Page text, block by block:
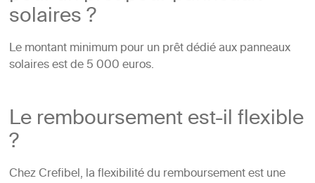
solaires ?
Le montant minimum pour un prêt dédié aux panneaux
solaires est de 5 000 euros.
Le remboursement est-il flexible
?
Chez Crefibel, la flexibilité du remboursement est une